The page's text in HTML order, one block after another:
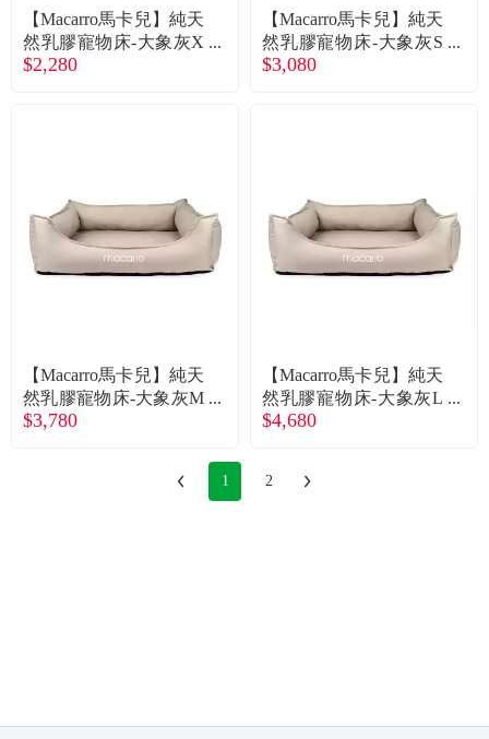
【Macarro馬卡兒】純天
然乳膠寵物床-大象灰X
S（廠商直送）
$2,280
【Macarro馬卡兒】純天
然乳膠寵物床-大象灰S
（廠商直送）
$3,080
【Macarro馬卡兒】純天
然乳膠寵物床-大象灰M
（廠商直送）
$3,780
【Macarro馬卡兒】純天
然乳膠寵物床-大象灰L
（廠商直送）
$4,680
1 2